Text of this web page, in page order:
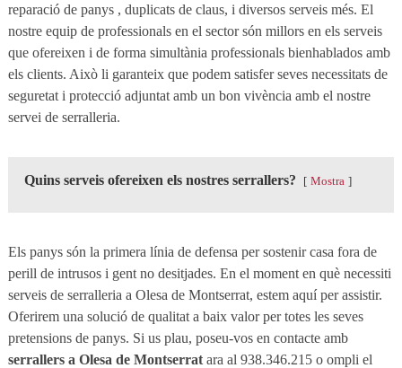
reparació de panys , duplicats de claus, i diversos serveis més. El
nostre equip de professionals en el sector són millors en els serveis
que ofereixen i de forma simultània professionals bienhablados amb
els clients. Això li garanteix que podem satisfer seves necessitats de
seguretat i protecció adjuntat amb un bon vivència amb el nostre
servei de serralleria.
Quins serveis ofereixen els nostres serrallers? Mostra
Els panys són la primera línia de defensa per sostenir casa fora de
perill de intrusos i gent no desitjades. En el moment en què necessiti
serveis de serralleria a Olesa de Montserrat, estem aquí per assistir.
Oferirem una solució de qualitat a baix valor per totes les seves
pretensions de panys. Si us plau, poseu-vos en contacte amb
serrallers a Olesa de Montserratara al 938.346.215 o ompli el